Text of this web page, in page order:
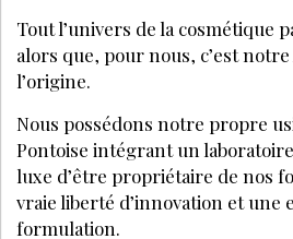
Tout l’univers de la cosmétique
alors que, pour nous, c’est
l’origine.
Nous possédons notre propre
Pontoise intégrant un
luxe d’être propriétaire de nos
vraie liberté d’innovation et une
formulation.